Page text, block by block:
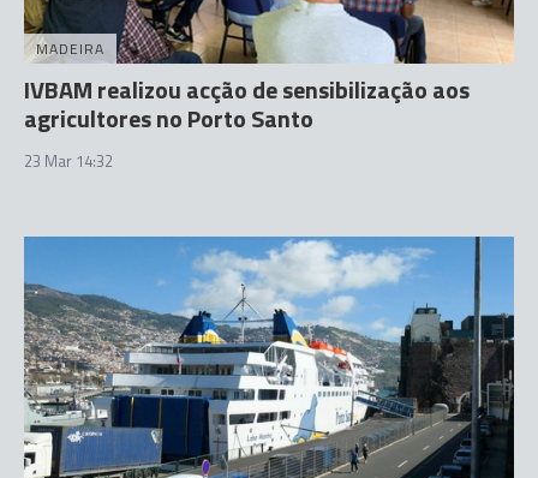
MADEIRA
IVBAM realizou acção de sensibilização aos
agricultores no Porto Santo
23 Mar 14:32